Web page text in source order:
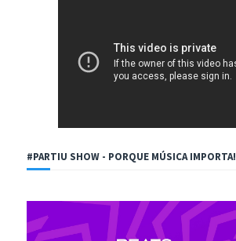
#PARTIU SHOW - PORQUE MÚSICA IMPORTA!